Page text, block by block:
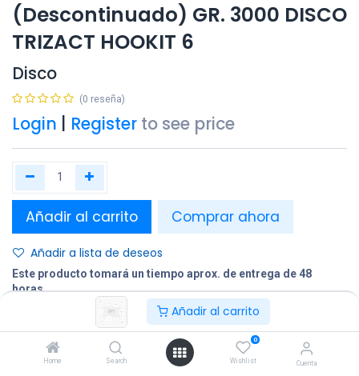
Añadir al carrito
Home Search
0
Wishlist Cuenta
(Descontinuado) GR. 3000 DISCO
TRIZACT HOOKIT 6
Disco
(0 reseña)
Login Register to see price
Añadir al carrito Comprar ahora
Añadir a lista de deseos
Este producto tomará un tiempo aprox. de entrega de 48
horas.
Compartir
Terminos y condiciones: